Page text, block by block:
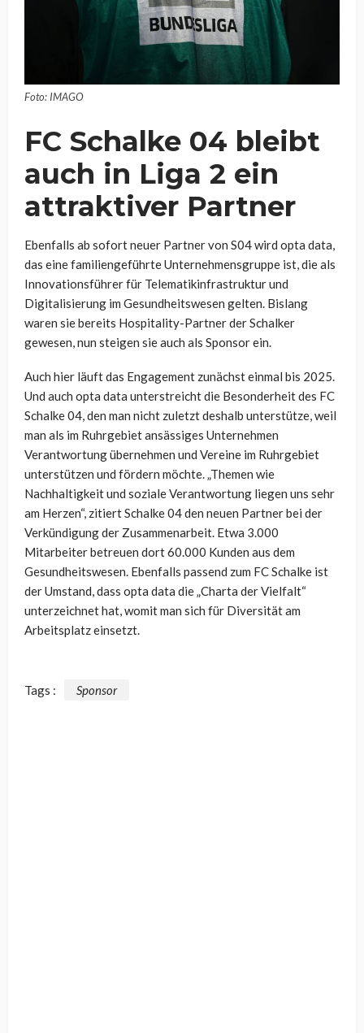
Foto: IMAGO
FC Schalke 04 bleibt
auch in Liga 2 ein
attraktiver Partner
Ebenfalls ab sofort neuer Partner von S04 wird opta data,
das eine familiengeführte Unternehmensgruppe ist, die als
Innovationsführer für Telematikinfrastruktur und
Digitalisierung im Gesundheitswesen gelten. Bislang
waren sie bereits Hospitality-Partner der Schalker
gewesen, nun steigen sie auch als Sponsor ein.
Auch hier läuft das Engagement zunächst einmal bis 2025.
Und auch opta data unterstreicht die Besonderheit des FC
Schalke 04, den man nicht zuletzt deshalb unterstütze, weil
man als im Ruhrgebiet ansässiges Unternehmen
Verantwortung übernehmen und Vereine im Ruhrgebiet
unterstützen und fördern möchte. „Themen wie
Nachhaltigkeit und soziale Verantwortung liegen uns sehr
am Herzen“, zitiert Schalke 04 den neuen Partner bei der
Verkündigung der Zusammenarbeit. Etwa 3.000
Mitarbeiter betreuen dort 60.000 Kunden aus dem
Gesundheitswesen. Ebenfalls passend zum FC Schalke ist
der Umstand, dass opta data die „Charta der Vielfalt“
unterzeichnet hat, womit man sich für Diversität am
Arbeitsplatz einsetzt.
Tags : Sponsor